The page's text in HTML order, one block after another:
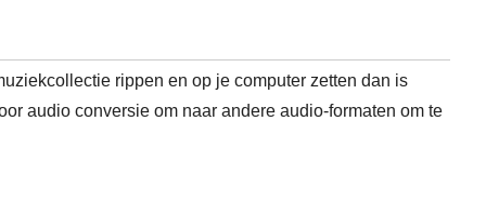
rippen en op je computer zetten dan is
audio conversie om naar andere audio-formaten om te